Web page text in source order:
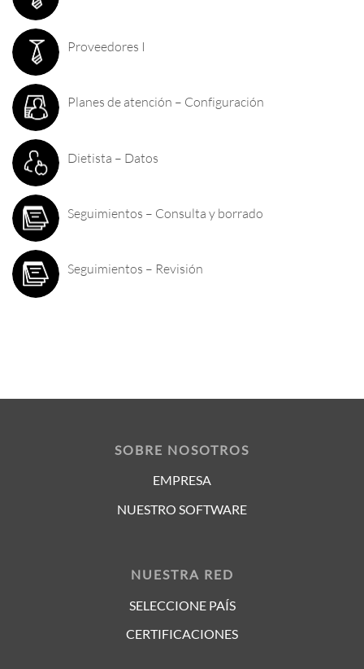
Proveedores I
Planes de atención – Configuración
Dietista – Datos
Seguimientos – Consulta y borrado
Seguimientos – Revisión
SOBRE NOSOTROS
EMPRESA
NUESTRO SOFTWARE
NUESTRA RED
SELECCIONE PAÍS
CERTIFICACIONES